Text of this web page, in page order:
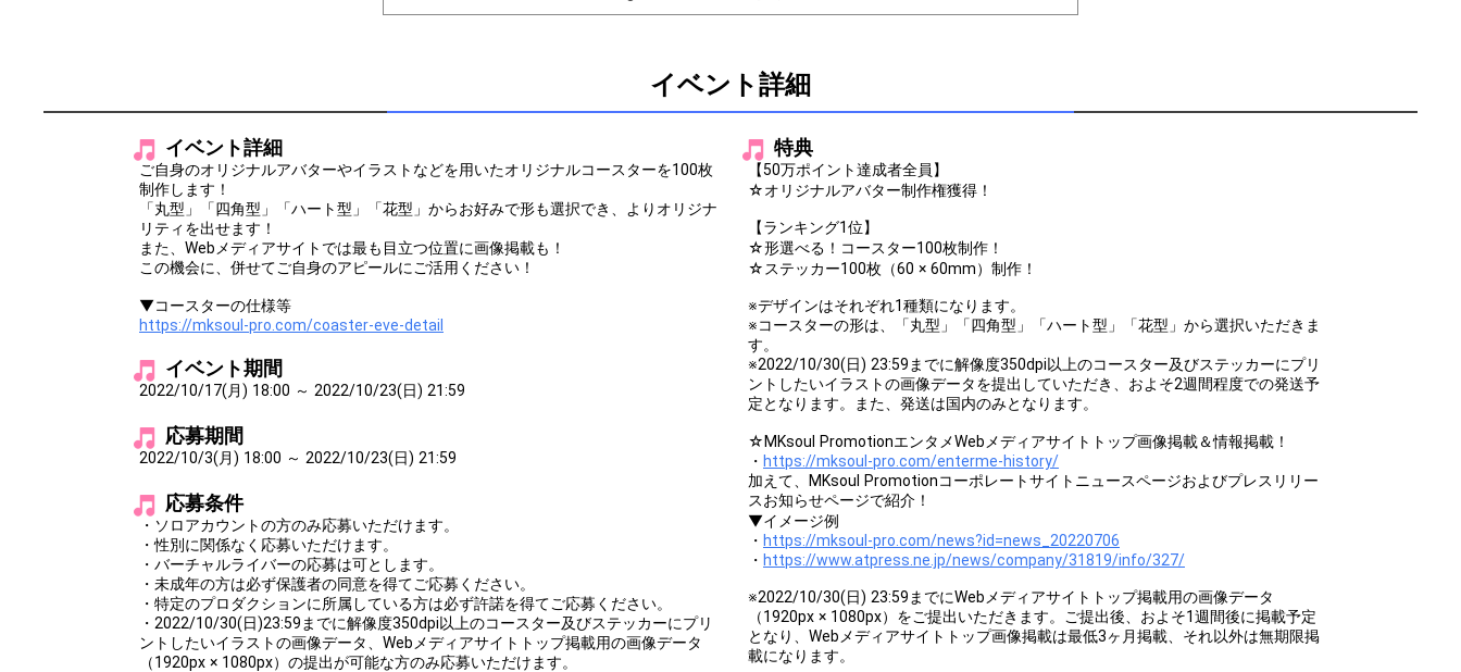
Throw gifts to the stage and join the live performance.
First, try throwing free Stars (once a day)! You can also charge Show Gold to purchase gifts
(available from 1 JPY)! When you continue to send gifts to the performer(s), the performer's
popularity ranking and your ranking go up.
To cheer on performers, you can send them gifts.
To send performers paid items, you must use Show Gold.
Comments
You can post comments. Please refrain from posting comments that may offend performers or
other users.
イベント詳細
イベント詳細
ご自身のオリジナルアバターやイラストなどを用いたオリジナルコースターを100枚
制作します！
「丸型」「四角型」「ハート型」「花型」からお好みで形も選択でき、よりオリジナ
リティを出せます！
また、Webメディアサイトでは最も目立つ位置に画像掲載も！
この機会に、併せてご自身のアピールにご活用ください！
▼コースターの仕様等
https://mksoul-pro.com/coaster-eve-detail
イベント期間
2022/10/17(月) 18:00 ～ 2022/10/23(日) 21:59
応募期間
2022/10/3(月) 18:00 ～ 2022/10/23(日) 21:59
応募条件
・ソロアカウントの方のみ応募いただけます。
・性別に関係なく応募いただけます。
・バーチャルライバーの応募は可とします。
・未成年の方は必ず保護者の同意を得てご応募ください。
・特定のプロダクションに所属している方は必ず許諾を得てご応募ください。
・2022/10/30(日)23:59までに解像度350dpi以上のコースター及びステッカーにプリ
ントしたいイラストの画像データ、Webメディアサイトトップ掲載用の画像データ
（1920px × 1080px）の提出が可能な方のみ応募いただけます。
特典
【50万ポイント達成者全員】
☆オリジナルアバター制作権獲得！
【ランキング1位】
☆形選べる！コースター100枚制作！
☆ステッカー100枚（60 × 60mm）制作！
※デザインはそれぞれ1種類になります。
※コースターの形は、「丸型」「四角型」「ハート型」「花型」から選択いただきま
す。
※2022/10/30(日) 23:59までに解像度350dpi以上のコースター及びステッカーにプリ
ントしたいイラストの画像データを提出していただき、およそ2週間程度での発送予
定となります。また、発送は国内のみとなります。
☆MKsoul PromotionエンタメWebメディアサイトトップ画像掲載＆情報掲載！
・ https://mksoul-pro.com/enterme-history/
加えて、MKsoul Promotionコーポレートサイトニュースページおよびプレスリリー
スお知らせページで紹介！
▼イメージ例
・ https://mksoul-pro.com/news?id=news_20220706
・ https://www.atpress.ne.jp/news/company/31819/info/327/
※2022/10/30(日) 23:59までにWebメディアサイトトップ掲載用の画像データ
（1920px × 1080px）をご提出いただきます。ご提出後、およそ1週間後に掲載予定
となり、Webメディアサイトトップ画像掲載は最低3ヶ月掲載、それ以外は無期限掲
載になります。